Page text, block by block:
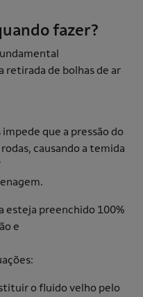
fazer?
retirada de bolhas de ar
que a pressão do
causando a temida
esteja preenchido 100%
e
o fluido velho pelo